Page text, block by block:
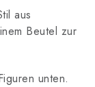
aus
Beutel zur
unten.